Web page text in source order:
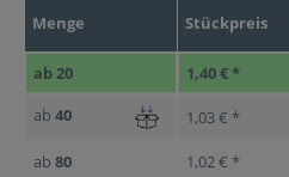
Menge Stückpreis
ab 20 1,40 € *
ab 40 1,03 € *
ab 80 1,02 € *